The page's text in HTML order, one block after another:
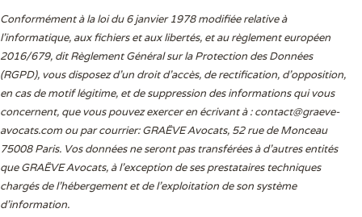
Conformément à la loi du 6 janvier 1978 modifiée relative à
l'informatique, aux fichiers et aux libertés, et au règlement européen
2016/679, dit Règlement Général sur la Protection des Données
(RGPD), vous disposez d’un droit d’accès, de rectification, d’opposition,
en cas de motif légitime, et de suppression des informations qui vous
concernent, que vous pouvez exercer en écrivant à :contact@graeve-
avocats.com ou par courrier: GRAËVE Avocats, 52 rue de Monceau
75008 Paris. Vos données ne seront pas transférées à d’autres entités
que GRAËVE Avocats, à l’exception de ses prestataires techniques
chargés de l’hébergement et de l’exploitation de son système
d’information.